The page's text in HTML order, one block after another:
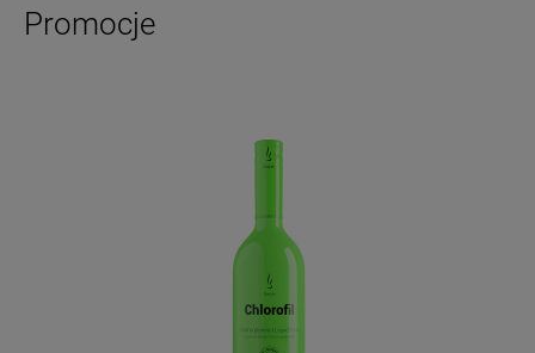
Promocje